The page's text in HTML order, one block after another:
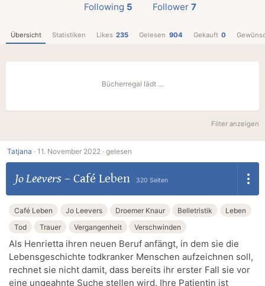
Following 5 Follower 7
Übersicht Statistiken Likes 235 Gelesen 904 Gekauft 0
Bücherregal lädt …
Filter anzeigen
Tatjana · 11. November 2022 · gelesen
Jo Leevers – Café Leben 320 Seiten
Café Leben Jo Leevers Droemer Knaur Belletristik
Leben
Tod
Trauer Vergangenheit Verschwinden
Als Henrietta ihren neuen Beruf anfängt, in dem sie die
Lebensgeschichte todkranker Menschen aufzeichnen soll,
rechnet sie nicht damit, dass bereits ihr erster Fall sie vor
eine ungeahnte Suche stellen wird. Ihre Patientin ist